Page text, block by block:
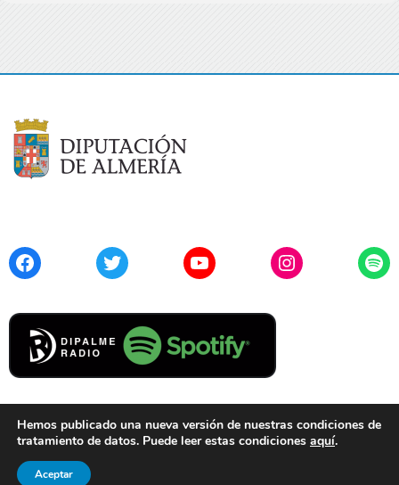
FacebookTwitter YouTubeInstagram
Cookies
© 2021 Diputación de Almería. Todos los derechos reservados.
Hemos publicado una nueva versión de nuestras condiciones de
tratamiento de datos. Puede leer estas condiciones aquí.
Aceptar